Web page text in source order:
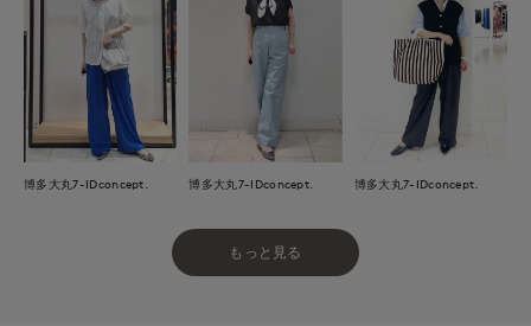
博多大丸7-IDconcept. 博多大丸7-IDconcept. 博多大丸7-IDconcept.
もっと見る